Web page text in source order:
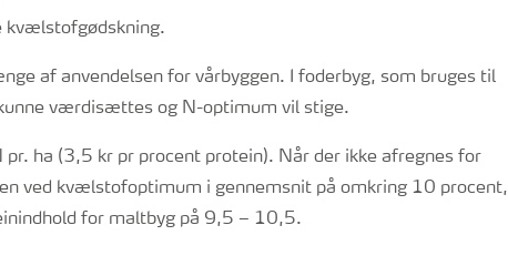
kvælstofgødskning.
af anvendelsen for vårbyggen. I foderbyg, som bruges til
værdisættes og N-optimum vil stige.
ha (3,5 kr pr procent protein). Når der ikke afregnes for
ved kvælstofoptimum i gennemsnit på omkring 10 procent,
for maltbyg på 9,5 – 10,5.